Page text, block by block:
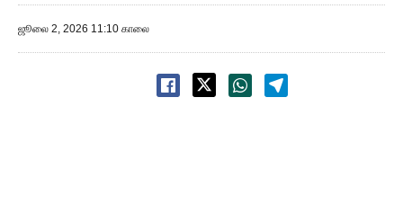
ஜூலை 2, 2026 11:10 காலை